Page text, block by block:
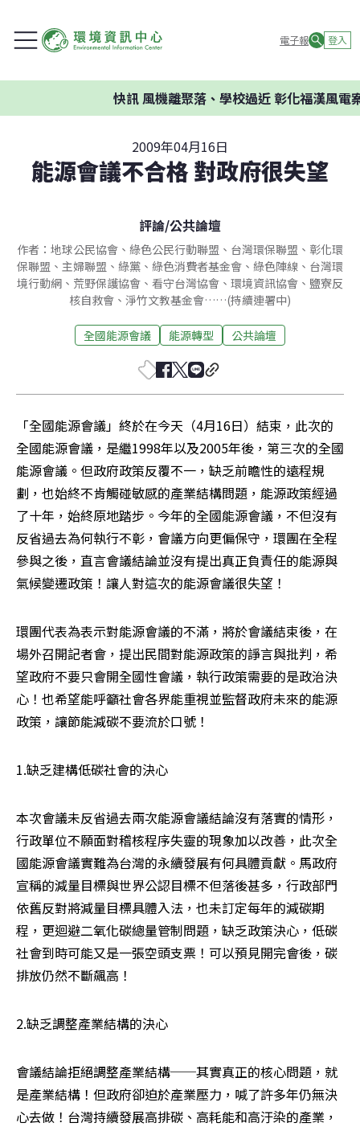
電子報 登入
快訊風機離聚落、學校過近 彰化福漢風電案
2009年04月16日
能源會議不合格 對政府很失望
評論/公共論壇
作者：地球公民協會、綠色公民行動聯盟、台灣環保聯盟、彰化環
保聯盟、主婦聯盟、綠黨、綠色消費者基金會、綠色陣線、台灣環
境行動網、荒野保護協會、看守台灣協會、環境資訊協會、鹽寮反
核自救會、淨竹文教基金會……(持續連署中)
全國能源會議 能源轉型 公共論壇
「全國能源會議」終於在今天（4月16日）結束，此次的
全國能源會議，是繼1998年以及2005年後，第三次的全國
能源會議。但政府政策反覆不一，缺乏前瞻性的遠程規
劃，也始終不肯觸碰敏感的產業結構問題，能源政策經過
了十年，始終原地踏步。今年的全國能源會議，不但沒有
反省過去為何執行不彰，會議方向更偏保守，環團在全程
參與之後，直言會議結論並沒有提出真正負責任的能源與
氣候變遷政策！讓人對這次的能源會議很失望！
環團代表為表示對能源會議的不滿，將於會議結束後，在
場外召開記者會，提出民間對能源政策的諍言與批判，希
望政府不要只會開全國性會議，執行政策需要的是政治決
心！也希望能呼籲社會各界能重視並監督政府未來的能源
政策，讓節能減碳不要流於口號！
1.缺乏建構低碳社會的決心
本次會議未反省過去兩次能源會議結論沒有落實的情形，
行政單位不願面對稽核程序失靈的現象加以改善，此次全
國能源會議實難為台灣的永續發展有何具體貢獻。馬政府
宣稱的減量目標與世界公認目標不但落後甚多，行政部門
依舊反對將減量目標具體入法，也未訂定每年的減碳期
程，更迴避二氧化碳總量管制問題，缺乏政策決心，低碳
社會到時可能又是一張空頭支票！可以預見開完會後，碳
排放仍然不斷飆高！
2.缺乏調整產業結構的決心
會議結論拒絕調整產業結構──其實真正的核心問題，就
是產業結構！但政府卻迫於產業壓力，喊了許多年仍無決
心去做！台灣持續發展高排碳、高耗能和高汙染的產業，